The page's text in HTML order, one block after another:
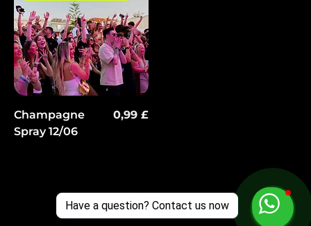
Have a question? Contact us now
Champagne
Spray 12/06
Preis
0,99 £